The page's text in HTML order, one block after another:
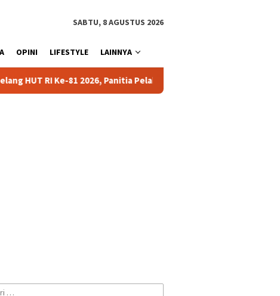
SABTU, 8 AGUSTUS 2026
OPINI LIFESTYLE LAINNYA
Panitia Pelaksana Gelar Technical Meeting Pekan Olahraga